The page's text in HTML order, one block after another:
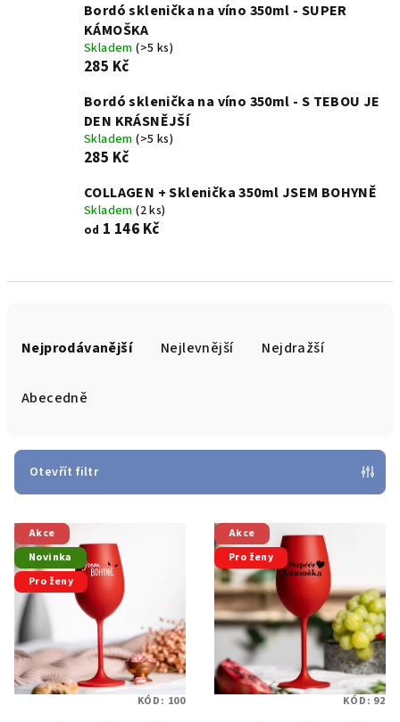
Bordó sklenička na víno 350ml - SUPER
KÁMOŠKA
Skladem(>5 ks)
285 Kč
Bordó sklenička na víno 350ml - S TEBOU JE
DEN KRÁSNĚJŠÍ
Skladem(>5 ks)
285 Kč
COLLAGEN + Sklenička 350ml JSEM BOHYNĚ
Skladem(2 ks)
od 1 146 Kč
r
o
d
u
k
t
ů
Nejprodávanější Nejlevnější Nejdražší
Abecedně
Otevřít filtr
V
ý
p
s
p
r
o
Akce
Novinka
Pro ženy
KÓD: 100
Akce
Pro ženy
KÓD: 92